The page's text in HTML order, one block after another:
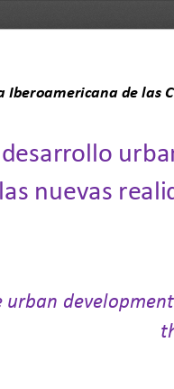
Iberoamericana
desarrollo
nuevas
urban